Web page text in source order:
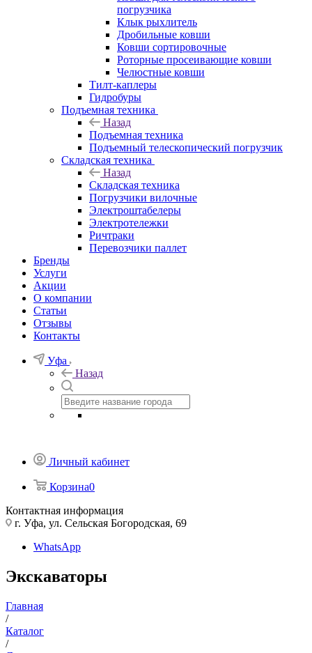
погрузчика
Клык рыхлитель
Дробильные ковши
Ковши сортировочные
Роторные просеивающие ковши
Челюстные ковши
Тилт-каплеры
Гидробуры
Подъемная техника
Назад
Подъемная техника
Подъемный телескопический погрузчик
Складская техника
Назад
Складская техника
Погрузчики вилочные
Электроштабелеры
Электротележки
Ричтраки
Перевозчики паллет
Бренды
Услуги
Акции
О компании
Статьи
Отзывы
Контакты
Уфа
Назад
Личный кабинет
Корзина0
Контактная информация
г. Уфа, ул. Сельская Богородская, 69
WhatsApp
Экскаваторы
Главная
/
Каталог
/